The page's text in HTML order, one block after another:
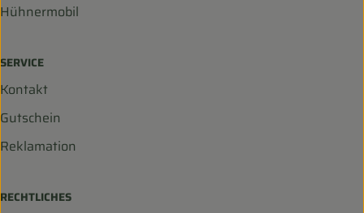
Hühnermobil
SERVICE
Kontakt
Gutschein
Reklamation
RECHTLICHES